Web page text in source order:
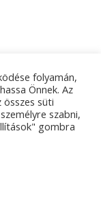
folyamán,
Önnek. Az
süti
szabni,
gombra